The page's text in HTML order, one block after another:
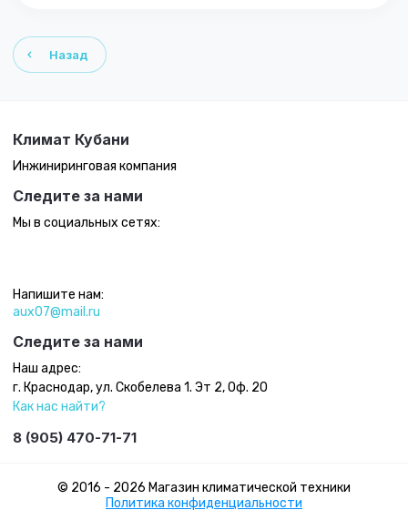
Назад
Климат Кубани
Инжиниринговая компания
Следите за нами
Мы в социальных сетях:
Напишите нам:
aux07@mail.ru
Следите за нами
Наш адрес:
г. Краснодар, ул. Скобелева 1. Эт 2, Оф. 20
Как нас найти?
8 (905) 470-71-71
© 2016 - 2026 Магазин климатической техники
Политика конфиденциальности